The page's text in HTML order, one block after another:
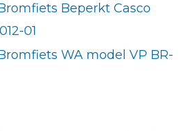
Beperkt Casco
01
WA model VP BR-